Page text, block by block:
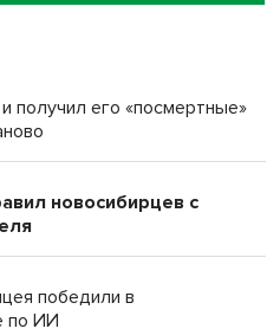
получил его «посмертные»
новосибирцев с
победили в
по ИИ